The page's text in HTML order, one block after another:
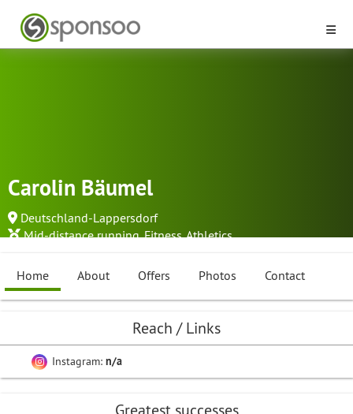
Carolin Bäumel
Deutschland-Lappersdorf
Mid-distance running,Fitness,Athletics
Home About Offers Photos Contact
Reach / Links
Instagram: n/a
Greatest successes